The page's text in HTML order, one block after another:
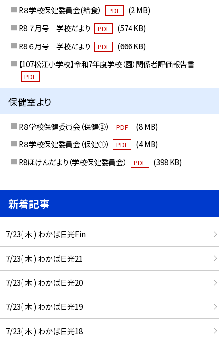
R８学校保健委員会(給食） PDF
(2 MB)
R8 ７月号 学校だより
PDF
(574 KB)
R8 ６月号 学校だより
PDF
(666 KB)
【107松江小学校】令和7年度学校（園）関係者評価報告書
PDF
保健室より
R８学校保健委員会（保健②） PDF
(8 MB)
R８学校保健委員会（保健①）
PDF
(4 MB)
R8ほけんだより（学校保健委員会）
PDF (398 KB)
新着記事
7/23( 木 ) わかば日光Fin
7/23( 木 ) わかば日光21
7/23( 木 ) わかば日光20
7/23( 木 ) わかば日光19
7/23( 木 ) わかば日光18